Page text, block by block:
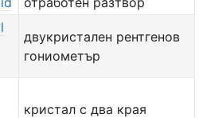
двукристален рентгенов
гониометър
кристал с два края